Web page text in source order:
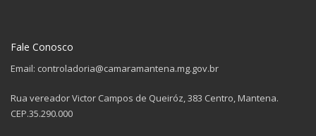
Fale Conosco
Email: controladoria@camaramantena.mg.gov.br
Rua vereador Victor Campos de Queiróz, 383 Centro, Mantena.
CEP.35.290.000